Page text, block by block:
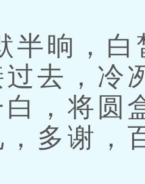
晌，白
过去，冷
白，将圆
，多谢，